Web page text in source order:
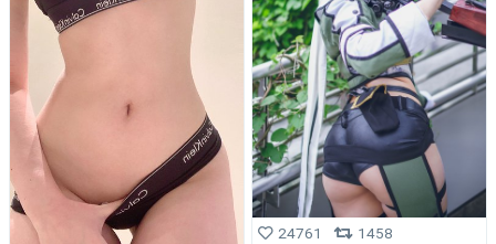
24761
1458